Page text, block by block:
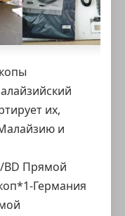
их,
и
BD Прямой
*1-Германия